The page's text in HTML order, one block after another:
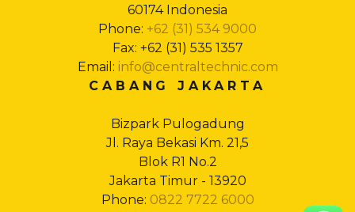
60174 Indonesia
Phone: +62 (31) 534 9000
Fax: +62 (31) 535 1357
Email: info@centraltechnic.com
CABANG JAKARTA
Bizpark Pulogadung
Jl. Raya Bekasi Km. 21,5
Blok R1 No.2
Jakarta Timur - 13920
Phone: 0822 7722 6000